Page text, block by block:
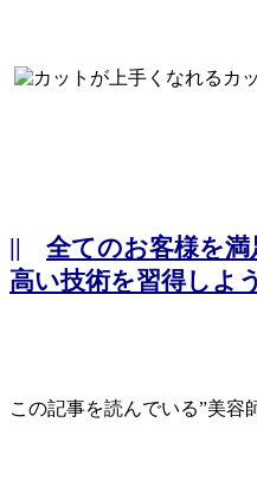
|| 全てのお客様を
高い技術を習得しよ
この記事を読んでいる”美容